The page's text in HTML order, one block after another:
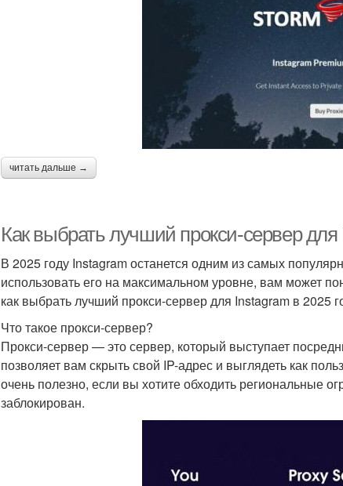
читать дальше →
Как выбрать лучший прокси-сервер для
В 2025 году Instagram останется одним из самых
использовать его на максимальном уровне, вам может
как выбрать лучший прокси-сервер для Instagram в 2025
Что такое прокси-сервер?
Прокси-сервер — это сервер, который выступает
позволяет вам скрыть свой IP-адрес и выглядеть как
очень полезно, если вы хотите обходить региональные
заблокирован.